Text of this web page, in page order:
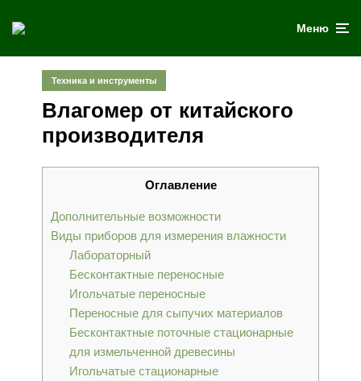
Меню
Техника и инструменты
Влагомер от китайского
производителя
Оглавление
Дополнительные возможности
Виды приборов для измерения влажности
Лабораторный
Бесконтактные переносные
Игольчатые переносные
Переносные для сыпучих материалов
Бесконтактные поточные стационарные
для измельченной древесины
Игольчатые стационарные